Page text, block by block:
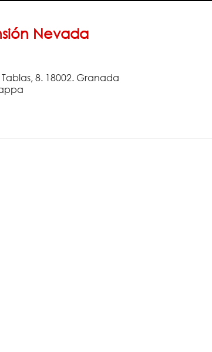
Nevada
8. 18002. Granada